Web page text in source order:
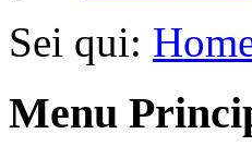
Sei qui:
Menu